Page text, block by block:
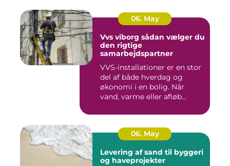
06. May
Vvs viborg sådan vælger du
den rigtige
samarbejdspartner
VVS-installationer er en stor
del af både hverdag og
økonomi i en bolig. Når
vand, varme eller afløb...
06. May
Levering af sand til byggeri
og haveprojekter